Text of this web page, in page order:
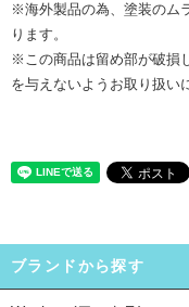
※海外製品の為、塗装のム
ります。
※この商品は留め部が破損
を与えないようお取り扱い
ブランドから探す